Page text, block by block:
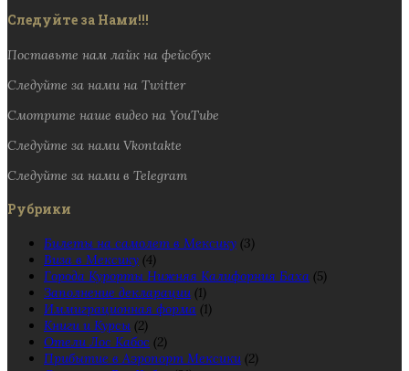
Следуйте за Нами!!!
Поставьте нам лайк на фейсбук
Следуйте за нами на Twitter
Смотрите наше видео на YouTube
Следуйте за нами Vkontakte
Следуйте за нами в Telegram
Рубрики
Билеты на самолет в Мексику (3)
Виза в Мексику (4)
Города Курорты Нижняя Калифорния Баха (5)
Заполнение декларации (1)
Иммиграционная форма (1)
Книги и Курсы (2)
Отели Лос Кабос (2)
Прибытие в Аэропорт Мексики (2)